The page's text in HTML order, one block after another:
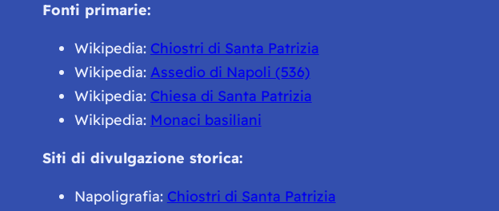
Fonti primarie:
Wikipedia: Chiostri di Santa Patrizia
Wikipedia: Assedio di Napoli (536)
Wikipedia: Chiesa di Santa Patrizia
Wikipedia: Monaci basiliani
Siti di divulgazione storica:
Napoligrafia: Chiostri di Santa Patrizia